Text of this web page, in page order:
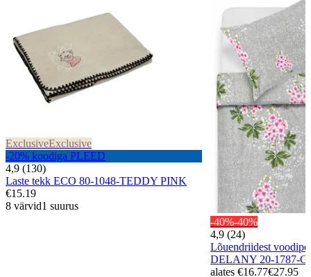
ExclusiveExclusive
-20% koodiga PLEED
4,9 (130)
Laste tekk ECO 80-1048-TEDDY PINK
€15.19
8 värvid1 suurus
-40%-40%
4,9 (24)
Lõuendriidest
DELANY 20-1787-
alates €16.77€27.95